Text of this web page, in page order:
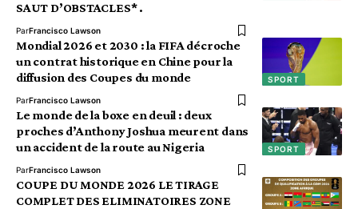
SAUT D’OBSTACLES* .
ParFrancisco Lawson
SPORT
Mondial 2026 et 2030 : la FIFA décroche
un contrat historique en Chine pour la
diffusion des Coupes du monde
ParFrancisco Lawson
SPORT
Le monde de la boxe en deuil : deux
proches d’Anthony Joshua meurent dans
un accident de la route au Nigeria
ParFrancisco Lawson
COUPE DU MONDE 2026 LE TIRAGE
COMPLET DES ELIMINATOIRES ZONE